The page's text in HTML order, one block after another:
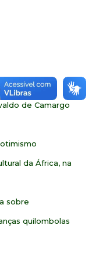
da 2ª
de Camargo
da África, na
sobre
quilombolas